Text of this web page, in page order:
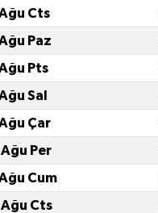
Cts
Paz
Pts
Sal
Çar
Per
Cum
Cts